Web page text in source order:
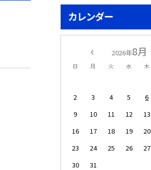
カレンダー
2026年8月
日 月 火 水 木
2
3 4 5 6
9
10 11 12 13
16
17 18 19 20
23
24 25 26 27
30
31